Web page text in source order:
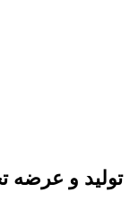
تولید و عرضه